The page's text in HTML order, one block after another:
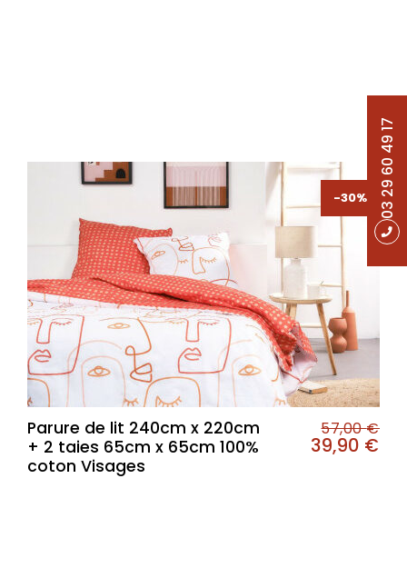
03 29 60 49 17
-30%
-30%
Parure de lit 240cm x 220cm
+ 2 taies 65cm x 65cm 100%
coton Visages
57,00€
39,90 €